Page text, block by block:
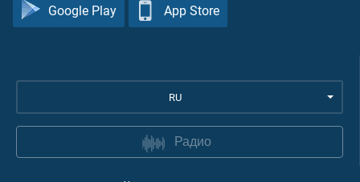
Google Play App Store
RU
Радио